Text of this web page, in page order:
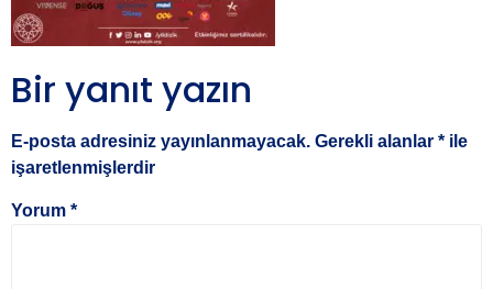
Bir yanıt yazın
E-posta adresiniz yayınlanmayacak. Gerekli alanlar * ile
işaretlenmişlerdir
Yorum *